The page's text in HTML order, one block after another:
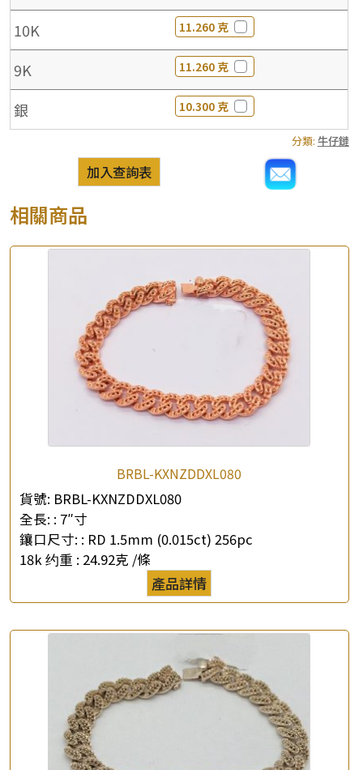
產品查詢 ×
*你的名字
公司名稱
*e-mail
*聯絡電話
10K 11.260 克
9K 11.260 克
銀 10.300 克
分類: 牛仔鏈
加入查詢表
相關商品
BRBL-KXNZDDXL080
貨號: BRBL-KXNZDDXL080
全長: : 7″寸
鑲口尺寸: : RD 1.5mm (0.015ct) 256pc
18k 约重 : 24.92克 /條
產品詳情